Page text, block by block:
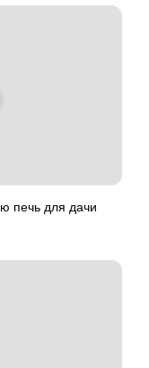
печь для дачи